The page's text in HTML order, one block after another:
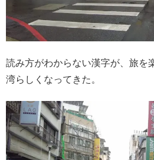
読み方がわからない漢字が、旅を
湾らしくなってきた。